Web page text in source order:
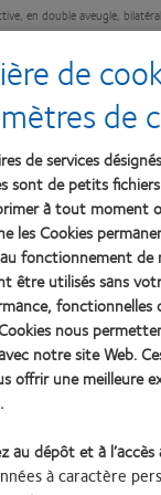
en double aveugle,
bilatérale et d’une
bilatérale et d’une
(stenfilcon A) sont
Veuillez lire
Le port de
qui portent, au
irrégulier, myopie
Sophia Antipolis Cedex,
des marques déposées de
Politique de
de
de
de services
sont de petits
à tout
les Cookies
au fonctionnement
utilisés sans
nous
notre site Web.
une meilleure
au dépôt et à l’accès
à caractère